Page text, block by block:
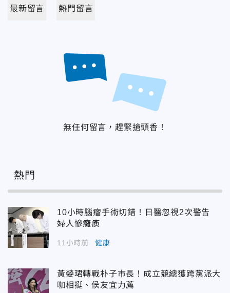
最新留言 熱門留言
無任何留言，趕緊搶頭香！
熱門
10小時腦瘤手術切錯！日醫忽視2次警告
婦人慘癱瘓
11小時前 健康
黃嫈珺轉戰朴子市長！成立競總獲跨黨派大
咖相挺、侯友宜力薦